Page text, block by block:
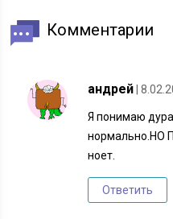
Комментарии
андрей |
Я понимаю
нормально.НО
ноет.
Ответить